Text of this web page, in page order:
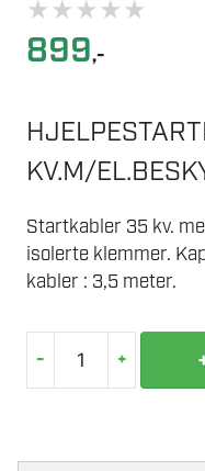
★★★★★
899,-
KV.M/
Startkabler 35 kv.
isolerte klemmer.
kabler : 3,5 meter.
- +